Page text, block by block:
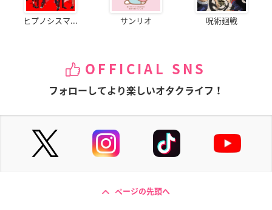
ヒプノシスマ... サンリオ 呪術廻戦
OFFICIAL SNS
フォローしてより楽しいオタクライフ！
ページの先頭へ